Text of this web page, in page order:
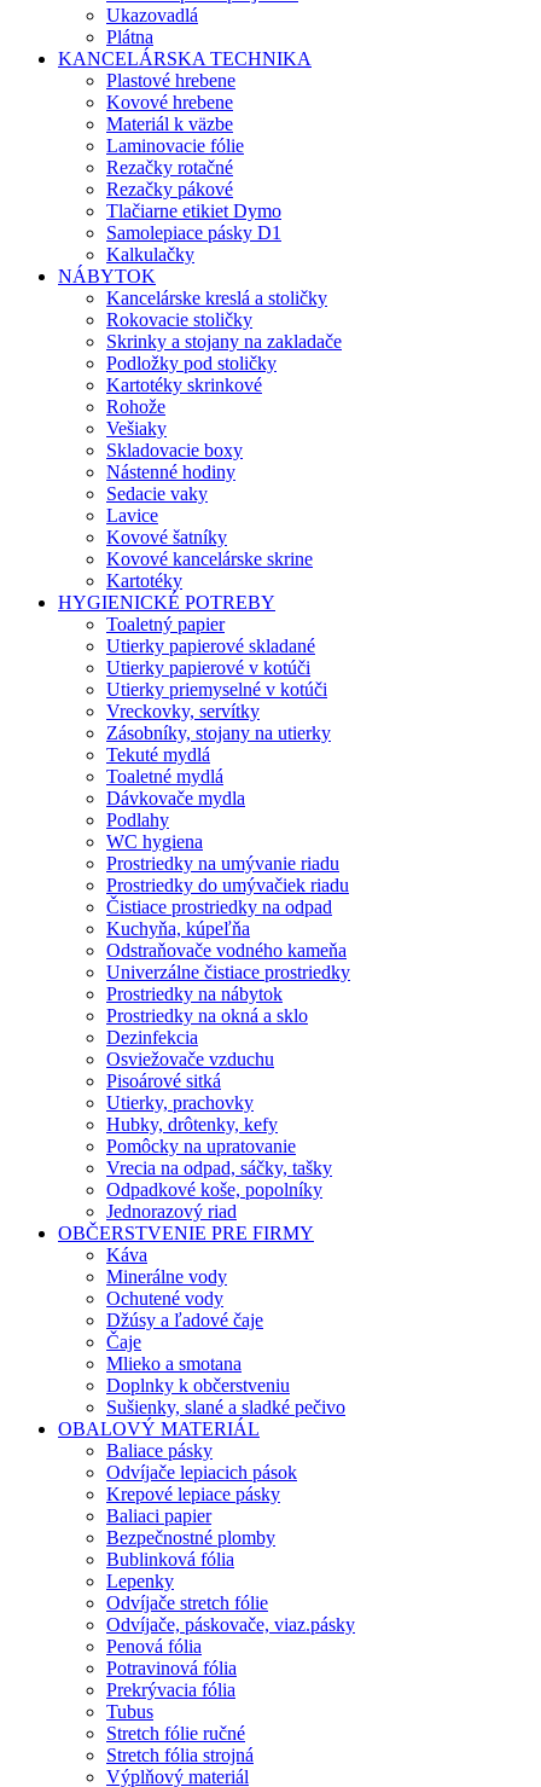
Ukazovadlá
Plátna
KANCELÁRSKA TECHNIKA
Plastové hrebene
Kovové hrebene
Materiál k väzbe
Laminovacie fólie
Rezačky rotačné
Rezačky pákové
Tlačiarne etikiet Dymo
Samolepiace pásky D1
Kalkulačky
NÁBYTOK
Kancelárske kreslá a stoličky
Rokovacie stoličky
Skrinky a stojany na zakladače
Podložky pod stoličky
Kartotéky skrinkové
Rohože
Vešiaky
Skladovacie boxy
Nástenné hodiny
Sedacie vaky
Lavice
Kovové šatníky
Kovové kancelárske skrine
Kartotéky
HYGIENICKÉ POTREBY
Toaletný papier
Utierky papierové skladané
Utierky papierové v kotúči
Utierky priemyselné v kotúči
Vreckovky, servítky
Zásobníky, stojany na utierky
Tekuté mydlá
Toaletné mydlá
Dávkovače mydla
Podlahy
WC hygiena
Prostriedky na umývanie riadu
Prostriedky do umývačiek riadu
Čistiace prostriedky na odpad
Kuchyňa, kúpeľňa
Odstraňovače vodného kameňa
Univerzálne čistiace prostriedky
Prostriedky na nábytok
Prostriedky na okná a sklo
Dezinfekcia
Osviežovače vzduchu
Pisoárové sitká
Utierky, prachovky
Hubky, drôtenky, kefy
Pomôcky na upratovanie
Vrecia na odpad, sáčky, tašky
Odpadkové koše, popolníky
Jednorazový riad
OBČERSTVENIE PRE FIRMY
Káva
Minerálne vody
Ochutené vody
Džúsy a ľadové čaje
Čaje
Mlieko a smotana
Doplnky k občerstveniu
Sušienky, slané a sladké pečivo
OBALOVÝ MATERIÁL
Baliace pásky
Odvíjače lepiacich pások
Krepové lepiace pásky
Baliaci papier
Bezpečnostné plomby
Bublinková fólia
Lepenky
Odvíjače stretch fólie
Odvíjače, páskovače, viaz.pásky
Penová fólia
Potravinová fólia
Prekrývacia fólia
Tubus
Stretch fólie ručné
Stretch fólia strojná
Výplňový materiál